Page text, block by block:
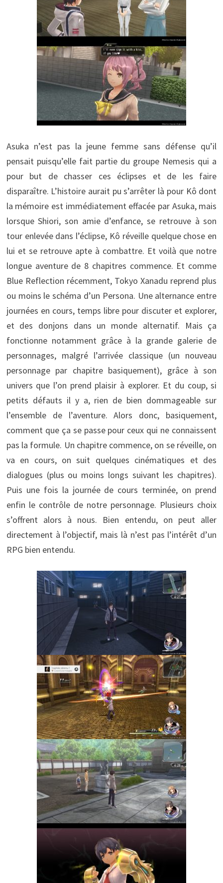
Asuka n’est pas la jeune femme sans défense qu’il
pensait puisqu’elle fait partie du groupe Nemesis qui a
pour but de chasser ces éclipses et de les faire
disparaître. L’histoire aurait pu s’arrêter là pour Kô dont
la mémoire est immédiatement effacée par Asuka, mais
lorsque Shiori, son amie d’enfance, se retrouve à son
tour enlevée dans l’éclipse, Kô réveille quelque chose en
lui et se retrouve apte à combattre. Et voilà que notre
longue aventure de 8 chapitres commence. Et comme
Blue Reflection récemment, Tokyo Xanadu reprend plus
ou moins le schéma d’un Persona. Une alternance entre
journées en cours, temps libre pour discuter et explorer,
et des donjons dans un monde alternatif. Mais ça
fonctionne notamment grâce à la grande galerie de
personnages, malgré l’arrivée classique (un nouveau
personnage par chapitre basiquement), grâce à son
univers que l’on prend plaisir à explorer. Et du coup, si
petits défauts il y a, rien de bien dommageable sur
l’ensemble de l’aventure. Alors donc, basiquement,
comment que ça se passe pour ceux qui ne connaissent
pas la formule. Un chapitre commence, on se réveille, on
va en cours, on suit quelques cinématiques et des
dialogues (plus ou moins longs suivant les chapitres).
Puis une fois la journée de cours terminée, on prend
enfin le contrôle de notre personnage. Plusieurs choix
s’offrent alors à nous. Bien entendu, on peut aller
directement à l’objectif, mais là n’est pas l’intérêt d’un
RPG bien entendu.